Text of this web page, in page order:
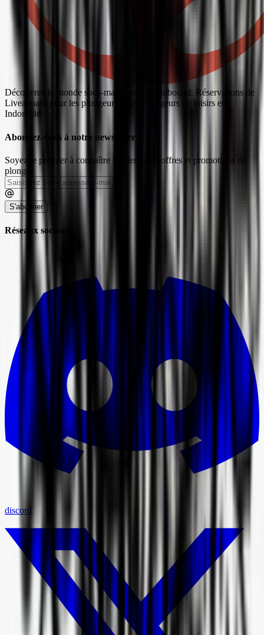
Découvrez le monde sous-marin avec Coralbound. Réservations de
Liveaboard pour les plongeurs et les voyageurs de loisirs en
Indonésie.
Abonnez-vous à notre newsletter
Soyez le premier à connaître les dernières offres et promotions de
plongée
S'abonner
Réseaux sociaux
discord